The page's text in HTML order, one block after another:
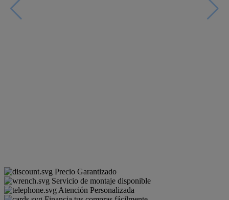
Precio Garantizado
Servicio de montaje disponible
Atención Personalizada